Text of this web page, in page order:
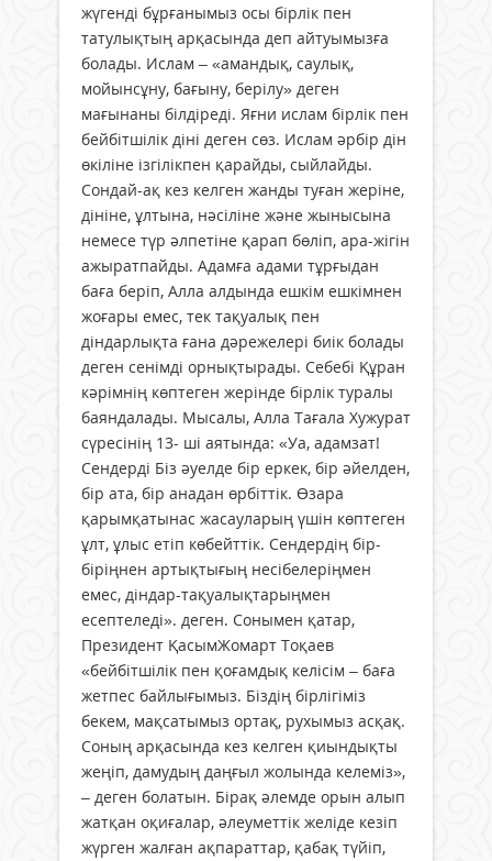
жүгенді бұрғанымыз осы бірлік пен
татулықтың арқасында деп айтуымызға
болады. Ислам – «амандық, саулық,
мойынсұну, бағыну, берілу» деген
мағынаны білдіреді. Яғни ислам бірлік пен
бейбітшілік діні деген сөз. Ислам әрбір дін
өкіліне ізгілікпен қарайды, сыйлайды.
Сондай-ақ кез келген жанды туған жеріне,
дініне, ұлтына, нәсіліне және жынысына
немесе түр әлпетіне қарап бөліп, ара-жігін
ажыратпайды. Адамға адами тұрғыдан
баға беріп, Алла алдында ешкім ешкімнен
жоғары емес, тек тақуалық пен
діндарлықта ғана дәрежелері биік болады
деген сенімді орнықтырады. Себебі Құран
кәрімнің көптеген жерінде бірлік туралы
баяндалады. Мысалы, Алла Тағала Хужурат
сүресінің 13- ші аятында: «Уа, адамзат!
Сендерді Біз әуелде бір еркек, бір әйелден,
бір ата, бір анадан өрбіттік. Өзара
қарымқатынас жасауларың үшін көптеген
ұлт, ұлыс етіп көбейттік. Сендердің бір-
біріңнен артықтығың несібелеріңмен
емес, діндар-тақуалықтарыңмен
есептеледі». деген. Сонымен қатар,
Президент ҚасымЖомарт Тоқаев
«бейбітшілік пен қоғамдық келісім – баға
жетпес байлығымыз. Біздің бірлігіміз
бекем, мақсатымыз ортақ, рухымыз асқақ.
Соның арқасында кез келген қиындықты
жеңіп, дамудың даңғыл жолында келеміз»,
– деген болатын. Бірақ әлемде орын алып
жатқан оқиғалар, әлеуметтік желіде кезіп
жүрген жалған ақпараттар, қабақ түйіп,